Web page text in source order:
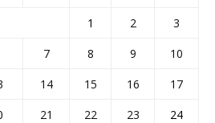
1 2
3
7 8 9
10
14 15 16
17
21 22 23
24